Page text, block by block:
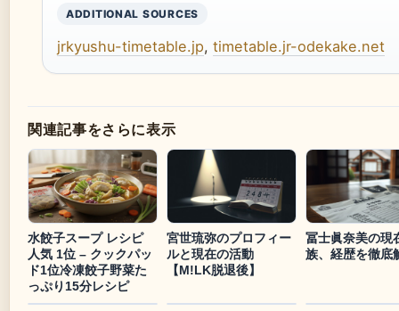
ADDITIONAL SOURCES
jrkyushu-timetable.jp, timetable.jr-odekake.net
関連記事をさらに表示
水餃子スープ レシピ
人気 1位 – クックパッ
ド1位冷凍餃子野菜た
っぷり15分レシピ
宮世琉弥のプロフィー
ルと現在の活動
【M!LK脱退後】
冨士眞奈美の現
族、経歴を徹底